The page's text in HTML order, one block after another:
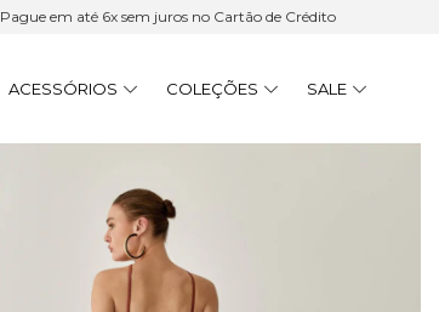
Pague em até 6x sem juros no Cartão de Crédito
ACESSÓRIOS COLEÇÕES SALE